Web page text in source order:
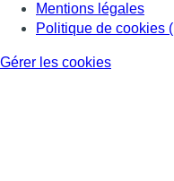
Mentions légales
Politique de cookies
Gérer les cookies